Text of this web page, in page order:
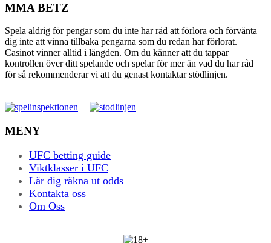
MMA BETZ
Spela aldrig för pengar som du inte har råd att förlora och förvänta
dig inte att vinna tillbaka pengarna som du redan har förlorat.
Casinot vinner alltid i längden. Om du känner att du tappar
kontrollen över ditt spelande och spelar för mer än vad du har råd
för så rekommenderar vi att du genast kontaktar stödlinjen.
MENY
UFC betting guide
Viktklasser i UFC
Lär dig räkna ut odds
Kontakta oss
Om Oss